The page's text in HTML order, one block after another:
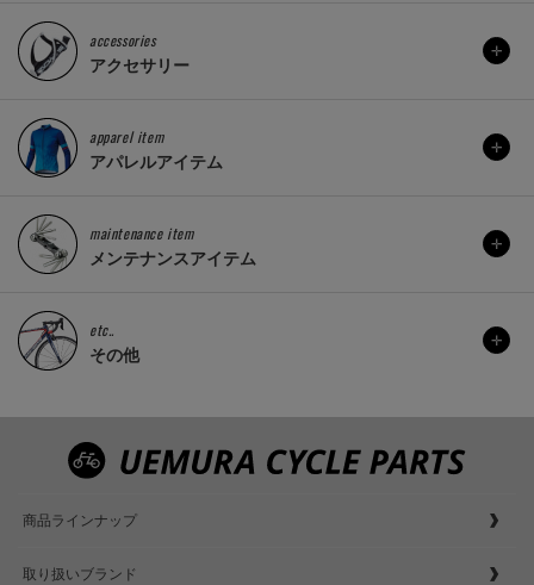
accessories
アクセサリー
apparel item
アパレルアイテム
maintenance item
メンテナンスアイテム
etc..
その他
商品ラインナップ
取り扱いブランド